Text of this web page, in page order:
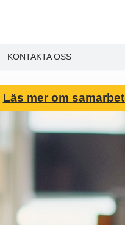
KONTAKTA OSS
Läs mer om